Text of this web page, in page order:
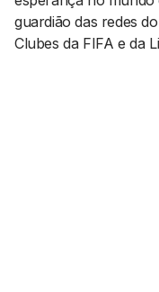
guardião das redes
Clubes da FIFA e da